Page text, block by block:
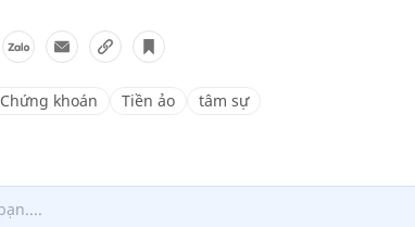
Chứng khoán Tiền ảo tâm sự